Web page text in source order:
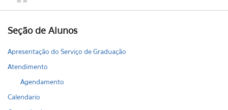
Seção de Alunos
Apresentação do Serviço de Graduação
Atendimento
Agendamento
Calendario